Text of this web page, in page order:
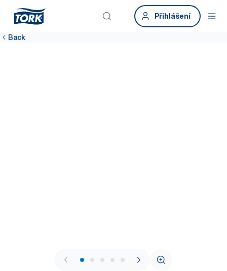
Přihlášení
Back
1 / 6